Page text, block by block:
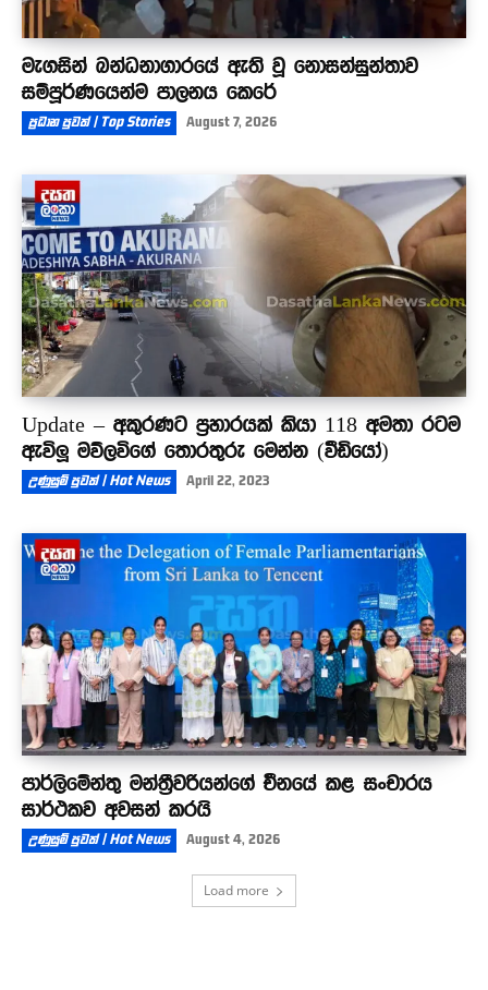
මැගසින් බන්ධනාගාරයේ ඇති වූ නොසන්සුන්තාව
සම්පූර්ණයෙන්ම පාලනය කෙරේ
ප්‍රධාන පුවත් | Top Stories August 7, 2026
Update – අකුරණට ප්‍රහාරයක් කියා 118 අමතා රටම
ඇවිලූ මව්ලවිගේ තොරතුරු මෙන්න (වීඩියෝ)
උණුසුම් පුවත් | Hot News April 22, 2023
පාර්ලිමේන්තු මන්ත්‍රීවරියන්ගේ චීනයේ කළ සංචාරය
සාර්ථකව අවසන් කරයි
උණුසුම් පුවත් | Hot News August 4, 2026
Load more